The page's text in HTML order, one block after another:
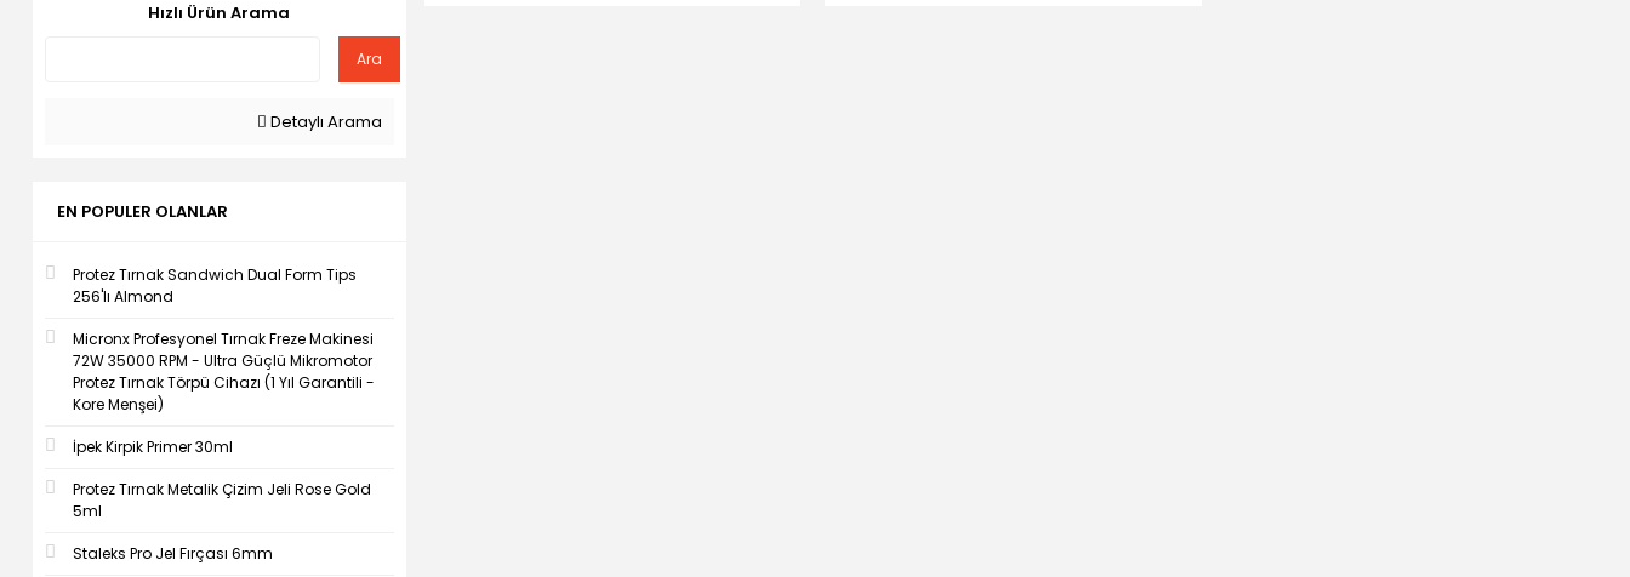
Hızlı Ürün Arama
Ara
Detaylı Arama
EN POPULER OLANLAR
Protez Tırnak Sandwich Dual Form Tips
256'lı Almond
Micronx Profesyonel Tırnak Freze Makinesi
72W 35000 RPM - Ultra Güçlü Mikromotor
Protez Tırnak Törpü Cihazı (1 Yıl Garantili -
Kore Menşei)
İpek Kirpik Primer 30ml
Protez Tırnak Metalik Çizim Jeli Rose Gold
5ml
Staleks Pro Jel Fırçası 6mm